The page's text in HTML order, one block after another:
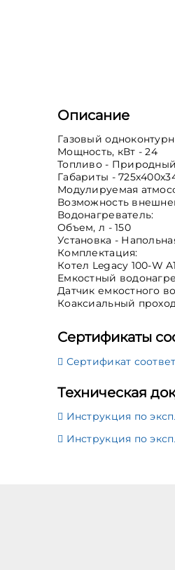
Описание
Газовый
Мощность, кВт - 24
Топливо -
Габариты -
Модулируемая
Возможность
Водонагреватель:
Объем, л - 150
Установка -
Комплектация:
Котел Legacy 100-W
Емкостный
Датчик емкостного
Коаксиальный
Сертификаты
Сертификат
Техническая
Инструкция по
Инструкция по